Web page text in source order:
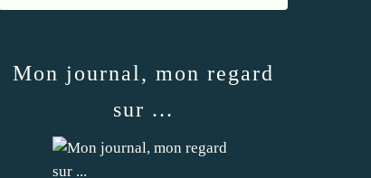
Mon journal, mon regard
sur ...